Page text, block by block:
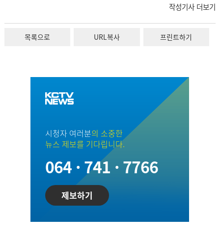
작성기사 더보기
목록으로 URL복사 프린트하기
시청자 여러분의 소중한
뉴스 제보를 기다립니다.
064 · 741 · 7766
제보하기